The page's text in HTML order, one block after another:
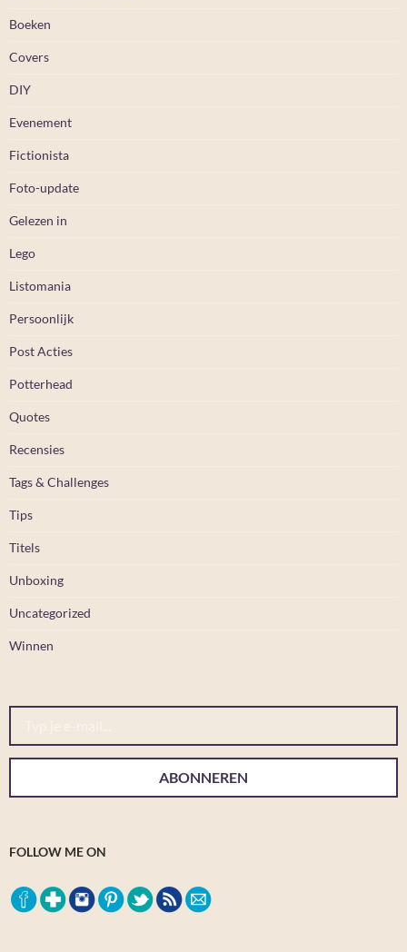
Boeken
Covers
DIY
Evenement
Fictionista
Foto-update
Gelezen in
Lego
Listomania
Persoonlijk
Post Acties
Potterhead
Quotes
Recensies
Tags & Challenges
Tips
Titels
Unboxing
Uncategorized
Winnen
Typ je e-mail...
ABONNEREN
FOLLOW ME ON